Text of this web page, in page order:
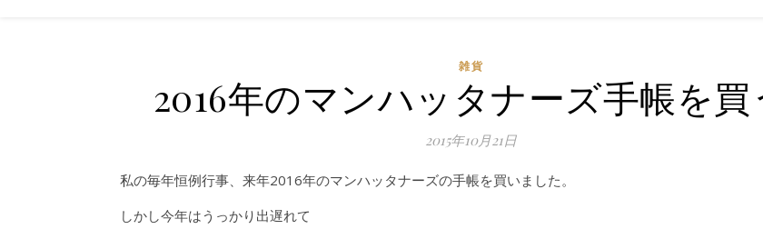
雑貨
2016年のマンハッタナーズ手帳を買
2015年10月21日
私の毎年恒例行事、来年2016年のマンハッタナーズの手帳を買いました。
しかし今年はうっかり出遅れて